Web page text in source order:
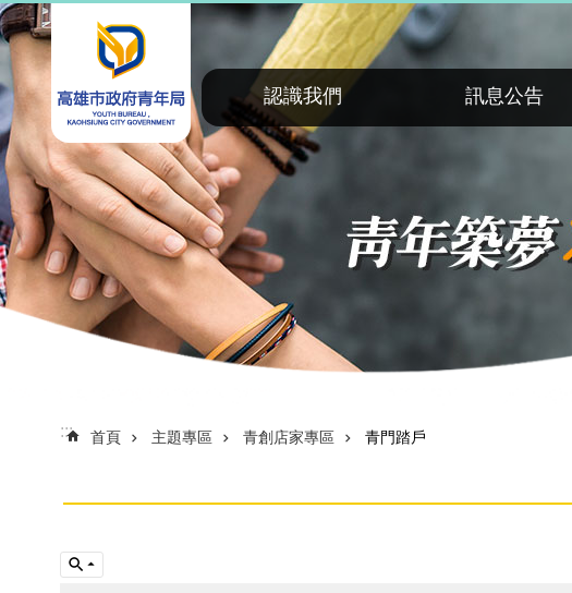
跳到主要內容區塊
認識我們 訊息公告
::: 首頁 主題專區 青創店家專區 青門踏戶